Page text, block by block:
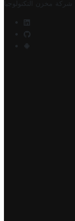
شركة مخزن التكنولوجيا